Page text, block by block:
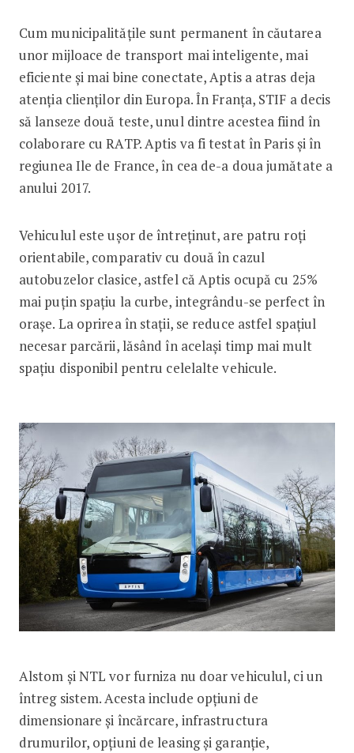
Cum municipalitățile sunt permanent în căutarea
unor mijloace de transport mai inteligente, mai
eficiente și mai bine conectate, Aptis a atras deja
atenția clienților din Europa. În Franța, STIF a decis
să lanseze două teste, unul dintre acestea fiind în
colaborare cu RATP. Aptis va fi testat în Paris și în
regiunea Ile de France, în cea de-a doua jumătate a
anului 2017.
Vehiculul este ușor de întreținut, are patru roți
orientabile, comparativ cu două în cazul
autobuzelor clasice, astfel că Aptis ocupă cu 25%
mai puțin spațiu la curbe, integrându-se perfect în
orașe. La oprirea în stații, se reduce astfel spațiul
necesar parcării, lăsând în același timp mai mult
spațiu disponibil pentru celelalte vehicule.
Alstom și NTL vor furniza nu doar vehiculul, ci un
întreg sistem. Acesta include opțiuni de
dimensionare și încărcare, infrastructura
drumurilor, opțiuni de leasing și garanție,